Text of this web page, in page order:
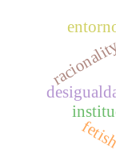
racionality
fetish